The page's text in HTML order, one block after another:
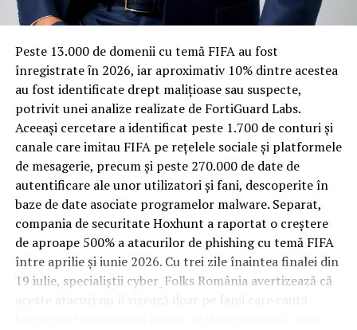
materiale rezistente
Spre diferență de o locuință obișnuită, o cameră de hotel
trece printr-un ciclu de utilizare intensă: oaspeți diferiți,
bagaje trase pe roți, curățenie zilnică, uneori mai multe
rezervări consecutive în aceeași săptămână. Această
frecvență ridicată de utilizare pune presiune reală pe
orice suprafață, iar pardoseala este printre primele
elemente afectate vizibil, mai ales în zona din jurul
patului și a ușii de acces.
În etapa de renovare sau construcție, administratorii
care iau în calcul mocheta trafic intens
pentru zonele
cu rotație mare reduc riscul de uzură prematură și de
decolorare vizibilă în punctele de trecere frecventă. Este
o decizie care ține mai puțin de stil și mai mult de
Peste 13.000 de domenii cu temă FIFA au fost
înregistrate ȋn 2026, iar aproximativ 10% dintre acestea
au fost identificate drept malițioase sau suspecte,
potrivit unei analize realizate de FortiGuard Labs.
Aceeași cercetare a identificat peste 1.700 de conturi și
canale care imitau FIFA pe rețelele sociale și platformele
de mesagerie, precum și peste 270.000 de date de
autentificare ale unor utilizatori și fani, descoperite în
baze de date asociate programelor malware. Separat,
compania de securitate Hoxhunt a raportat o creștere
de aproape 500% a atacurilor de phishing cu temă FIFA
între aprilie și iunie 2026. Cu trei zile înaintea finalei din
19 iulie, specialiștii cyber_Folks România avertizează că